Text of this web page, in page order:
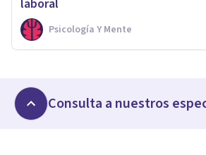
laboral
Psicología Y Mente
Consulta a nuestros